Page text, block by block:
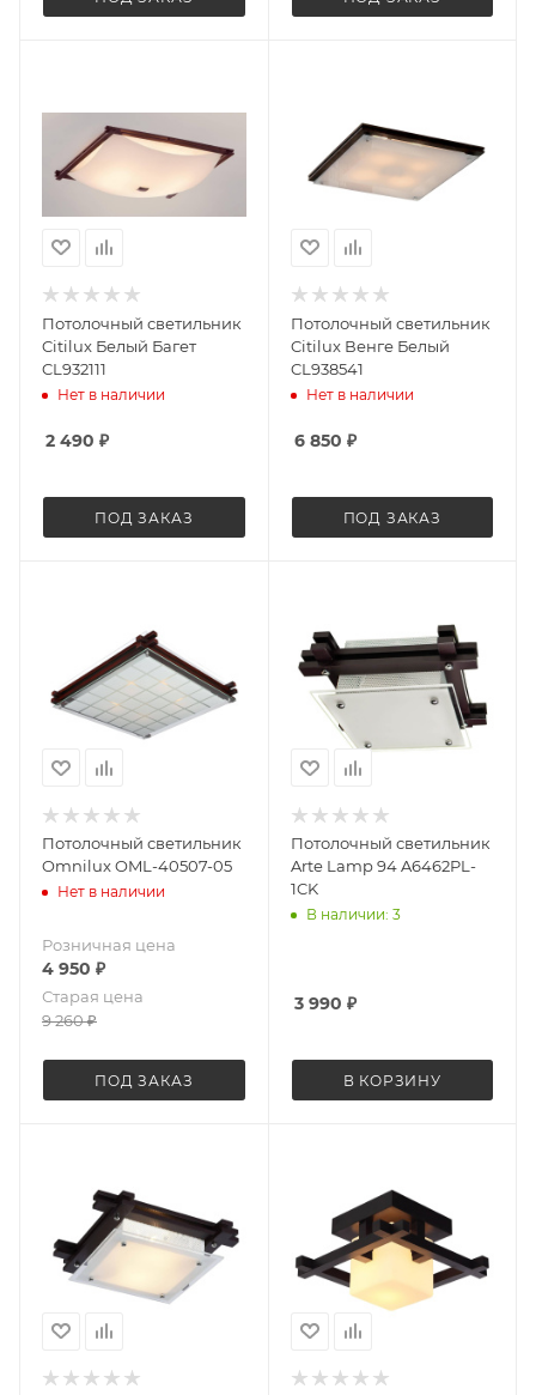
Потолочный светильник
Citilux Белый Багет
CL932111
Нет в наличии
2 490 ₽
ПОД ЗАКАЗ
Потолочный светильник
Citilux Венге Белый
CL938541
Нет в наличии
6 850 ₽
ПОД ЗАКАЗ
Потолочный светильник
Omnilux OML-40507-05
Нет в наличии
Розничная цена
4 950 ₽
Старая цена
9 260₽
ПОД ЗАКАЗ
Потолочный светильник
Arte Lamp 94 A6462PL-
1CK
В наличии: 3
3 990 ₽
В КОРЗИНУ